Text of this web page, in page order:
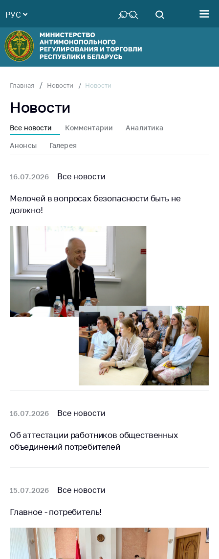
Руководство
Структура
Министерства
Территориальные
Законодательство
Антикоррупционная
деятельность
совет
Соискателям
Награждения
Белорусская
универсальная
товарная биржа
Общественная
жизнь
Идеологическая
работа
Официальные
геральдические
Деятельность
Антимонопольное
конкуренция
Торговля и услуги
потребителей
Регулирование
рекламной
деятельности
РУС
Главная Новости Новости
Новости
Все новости Комментарии Аналитика
Анонсы Галерея
16.07.2026 Все новости
Мелочей в вопросах безопасности быть не
должно!
16.07.2026 Все новости
Об аттестации работников общественных
объединений потребителей
15.07.2026 Все новости
Главное - потребитель!